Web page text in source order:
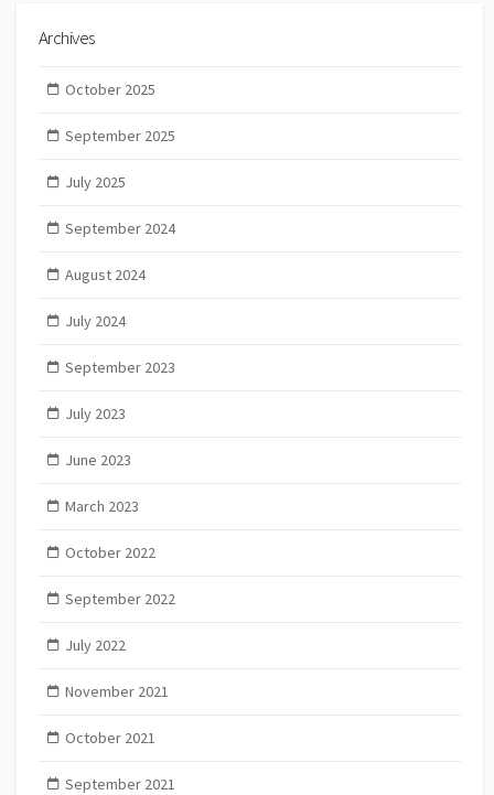
Archives
October 2025
September 2025
July 2025
September 2024
August 2024
July 2024
September 2023
July 2023
June 2023
March 2023
October 2022
September 2022
July 2022
November 2021
October 2021
September 2021